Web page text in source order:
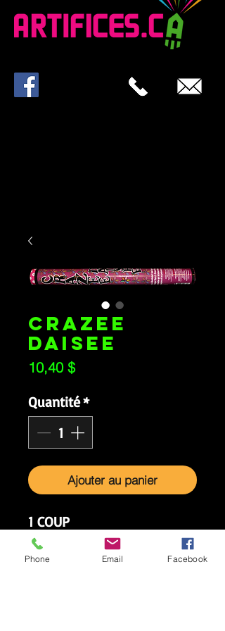
CRAZEE
DAISEE
10,40 $Prix
Quantité*
Ajouter au panier
1 COUP
Puissante bombe qui éclate
en étoiles pourpres et
Phone Email Facebook